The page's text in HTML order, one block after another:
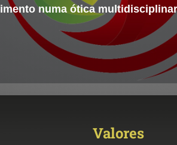
numa ótica
Valores